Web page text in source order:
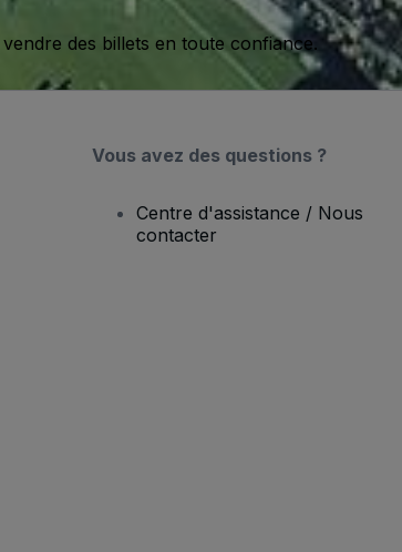
des billets en toute confiance.
Vous avez des questions ?
Centre d'assistance / Nous
contacter